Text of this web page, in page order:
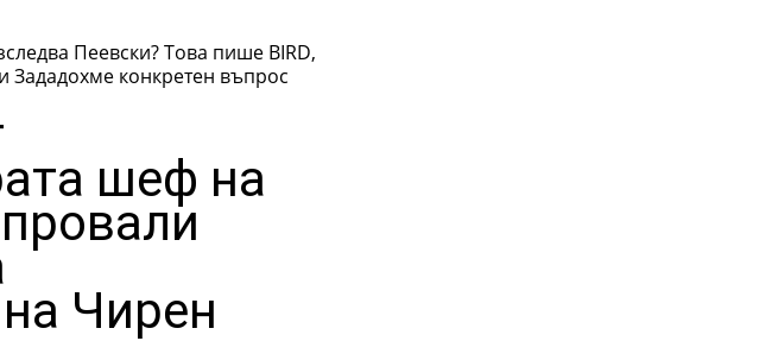
Пеевски? Това пише BIRD,
шеф на
Чирен